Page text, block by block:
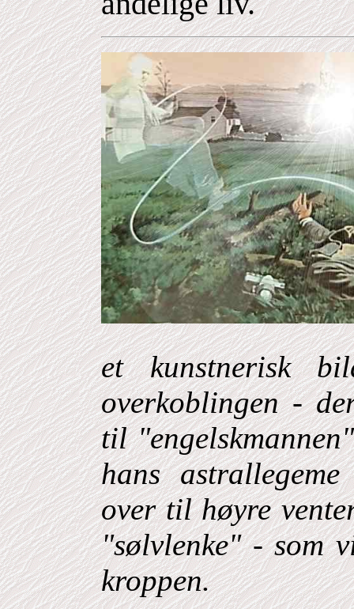
et kunstnerisk
overkoblingen -
til
hans
over til høyre
"sølvlenke" - som
kroppen.